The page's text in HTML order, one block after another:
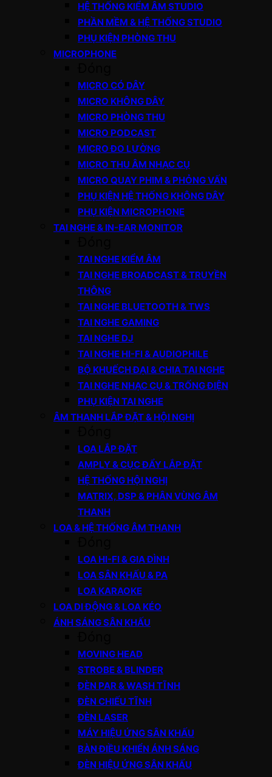
HỆ THỐNG KIỂM ÂM STUDIO
PHẦN MỀM & HỆ THỐNG STUDIO
PHỤ KIỆN PHÒNG THU
MICROPHONE
MICRO CÓ DÂY
MICRO KHÔNG DÂY
MICRO PHÒNG THU
MICRO PODCAST
MICRO ĐO LƯỜNG
MICRO THU ÂM NHẠC CỤ
MICRO QUAY PHIM & PHỎNG VẤN
PHỤ KIỆN HỆ THỐNG KHÔNG DÂY
PHỤ KIỆN MICROPHONE
TAI NGHE & IN-EAR MONITOR
TAI NGHE KIỂM ÂM
TAI NGHE BROADCAST & TRUYỀN
THÔNG
TAI NGHE BLUETOOTH & TWS
TAI NGHE GAMING
TAI NGHE DJ
TAI NGHE HI-FI & AUDIOPHILE
BỘ KHUẾCH ĐẠI & CHIA TAI NGHE
TAI NGHE NHẠC CỤ & TRỐNG ĐIỆN
PHỤ KIỆN TAI NGHE
ÂM THANH LẮP ĐẶT & HỘI NGHỊ
LOA LẮP ĐẶT
AMPLY & CỤC ĐẨY LẮP ĐẶT
HỆ THỐNG HỘI NGHỊ
MATRIX, DSP & PHÂN VÙNG ÂM
THANH
LOA & HỆ THỐNG ÂM THANH
LOA HI-FI & GIA ĐÌNH
LOA SÂN KHẤU & PA
LOA KARAOKE
LOA DI ĐỘNG & LOA KÉO
ÁNH SÁNG SÂN KHẤU
MOVING HEAD
STROBE & BLINDER
ĐÈN PAR & WASH TĨNH
ĐÈN CHIẾU TĨNH
ĐÈN LASER
MÁY HIỆU ỨNG SÂN KHẤU
BÀN ĐIỀU KHIỂN ÁNH SÁNG
ĐÈN HIỆU ỨNG SÂN KHẤU